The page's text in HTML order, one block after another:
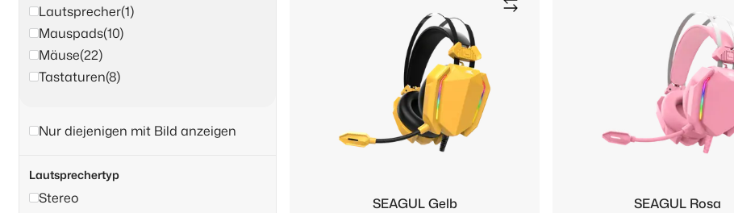
Lautsprecher(1)
Mauspads(10)
Mäuse(22)
Tastaturen(8)
Nur diejenigen mit Bild anzeigen
Lautsprechertyp
Stereo SEAGUL Gelb SEAGUL Rosa